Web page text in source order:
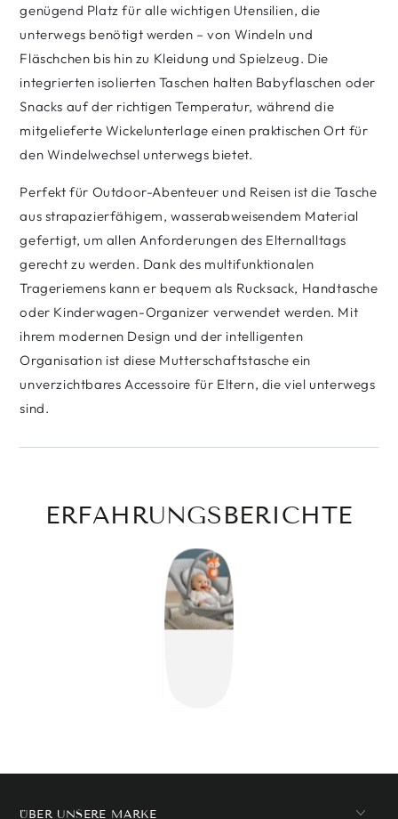
genügend Platz für alle wichtigen Utensilien, die
unterwegs benötigt werden – von Windeln und
Fläschchen bis hin zu Kleidung und Spielzeug. Die
integrierten isolierten Taschen halten Babyflaschen oder
Snacks auf der richtigen Temperatur, während die
mitgelieferte Wickelunterlage einen praktischen Ort für
den Windelwechsel unterwegs bietet.
Perfekt für Outdoor-Abenteuer und Reisen ist die Tasche
aus strapazierfähigem, wasserabweisendem Material
gefertigt, um allen Anforderungen des Elternalltags
gerecht zu werden. Dank des multifunktionalen
Trageriemens kann er bequem als Rucksack, Handtasche
oder Kinderwagen-Organizer verwendet werden. Mit
ihrem modernen Design und der intelligenten
Organisation ist diese Mutterschaftstasche ein
unverzichtbares Accessoire für Eltern, die viel unterwegs
sind.
ERFAHRUNGSBERICHTE
ÜBER UNSERE MARKE